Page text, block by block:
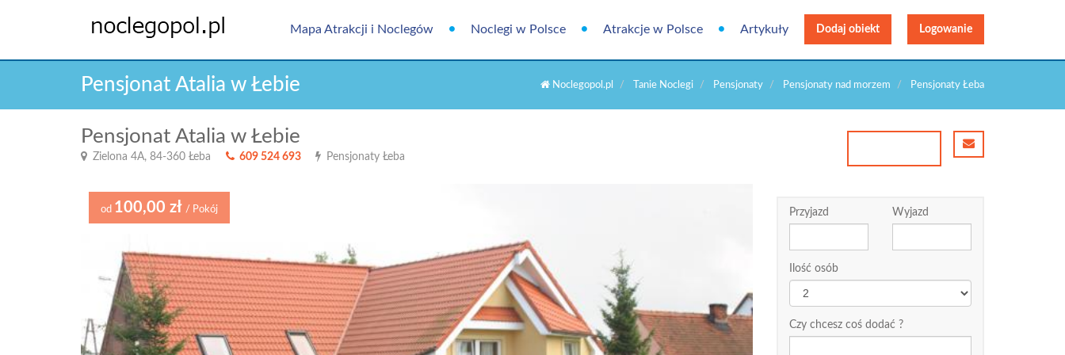
Mapa Atrakcji i Noclegów Noclegi w Polsce Atrakcje w Polsce Artykuły Dodaj obiekt Logowanie
Pensjonat Atalia w Łebie Noclegopol.pl Tanie Noclegi Pensjonaty Pensjonaty nad morzem Pensjonaty Łeba
Pensjonat Atalia w Łebie
Zielona 4A, 84-360 Łeba 609 524 693 Pensjonaty Łeba
od 100,00 zł / Pokój Przyjazd Wyjazd
Ilość osób
Czy chcesz coś dodać ?